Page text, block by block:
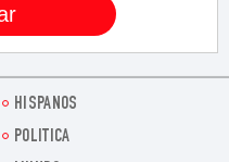
HISPANOS
POLITICA